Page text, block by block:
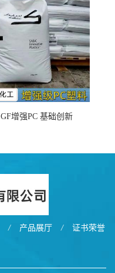
GF增强PC 基础创新
/ 产品展厅 / 证书荣誉